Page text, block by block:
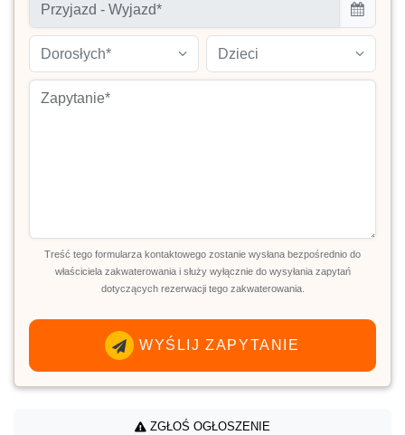
Dorosłych* Dzieci
Treść tego formularza kontaktowego zostanie wysłana bezpośrednio do
właściciela zakwaterowania i służy wyłącznie do wysyłania zapytań
dotyczących rezerwacji tego zakwaterowania.
WYŚLIJ ZAPYTANIE
ZGŁOŚ OGŁOSZENIE